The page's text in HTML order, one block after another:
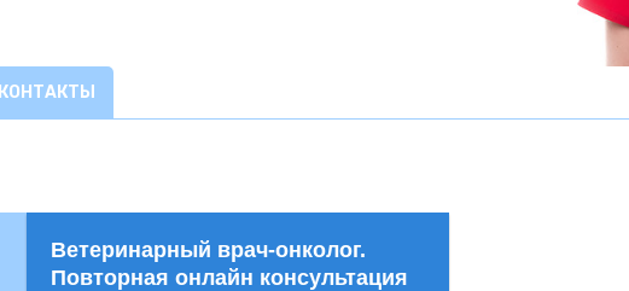
КОНТАКТЫ
Ветеринарный врач-онколог.
Повторная онлайн консультация